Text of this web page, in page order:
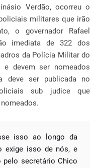
Verdão, ocorreu o
militares que irão
o governador Rafael
imediata de 322 dos
da Polícia Militar do
devem ser nomeados
deve ser publicada no
sub judice que
isso ao longo da
exige isso de nós, e
secretário Chico